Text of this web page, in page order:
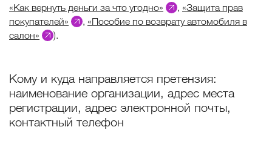
«Как вернуть деньги за что угодно»
, «Защита прав
покупателей»
, «Пособие по возврату автомобиля в
салон»
).
Кому и куда направляется претензия:
наименование организации, адрес места
регистрации, адрес электронной почты,
контактный телефон